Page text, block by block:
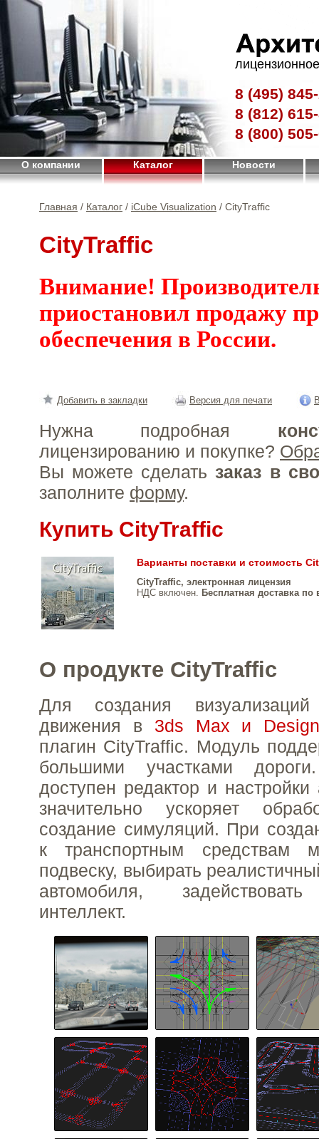
8 (495)
8 (812)
8 (800)
О компании Каталог Новости
Главная / Каталог / iCube Visualization / CityTraffic
CityTraffic
Внимание!
приостановил продажу
обеспечения в России.
Добавить в закладки Версия для печати
Нужна подробная
лицензированию и покупке?
Вы можете сделать заказ в
заполните форму.
Купить CityTraffic
Варианты поставки и стоимость
CityTraffic, электронная лицензия
НДС включен. Бесплатная доставка по
О продукте CityTraffic
Для создания визуализаций
движения в 3ds Max и
плагин CityTraffic. Модуль
большими участками
доступен редактор и
значительно ускоряет
создание симуляций. При
к транспортным средствам
подвеску, выбирать
автомобиля,
интеллект.